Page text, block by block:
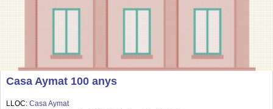
Casa Aymat 100 anys
LLOC: Casa Aymat